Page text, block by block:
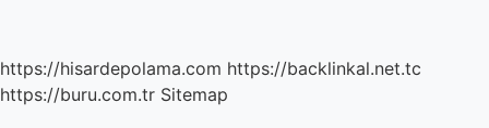
https://hisardepolama.com https://backlinkal.net.tc
https://buru.com.tr Sitemap